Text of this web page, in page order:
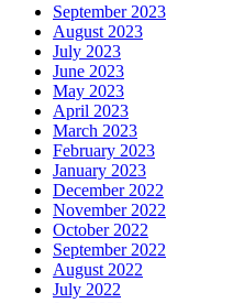
September 2023
August 2023
July 2023
June 2023
May 2023
April 2023
March 2023
February 2023
January 2023
December 2022
November 2022
October 2022
September 2022
August 2022
July 2022